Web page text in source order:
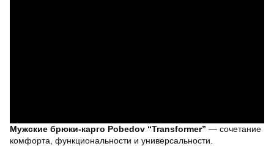
Мужские брюки-карго Pobedov “Transformer” — сочетание
комфорта, функциональности и универсальности.